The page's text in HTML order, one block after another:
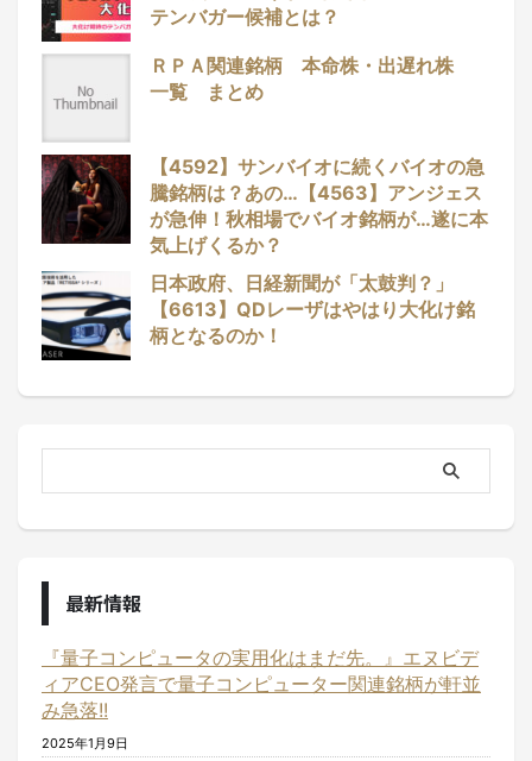
テンバガー候補とは？
ＲＰＡ関連銘柄 本命株・出遅れ株
一覧 まとめ
【4592】サンバイオに続くバイオの急
騰銘柄は？あの…【4563】アンジェス
が急伸！秋相場でバイオ銘柄が…遂に本
気上げくるか？
日本政府、日経新聞が「太鼓判？」
【6613】QDレーザはやはり大化け銘
柄となるのか！
最新情報
『量子コンピュータの実用化はまだ先。』エヌビデ
ィアCEO発言で量子コンピューター関連銘柄が軒並
み急落!!
2025年1月9日